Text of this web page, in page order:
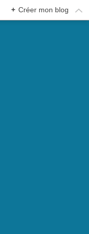
+ Créer mon blog